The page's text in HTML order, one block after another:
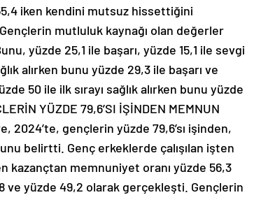
iken kendini mutsuz hissettiğini
mutluluk kaynağı olan değerler
yüzde 25,1 ile başarı, yüzde 15,1 ile sevgi
alırken bunu yüzde 29,3 ile başarı ve
50 ile ilk sırayı sağlık alırken bunu yüzde
YÜZDE 79,6’SI İŞİNDEN MEMNUN
2024’te, gençlerin yüzde 79,6’sı işinden,
belirtti. Genç erkeklerde çalışılan işten
kazançtan memnuniyet oranı yüzde 56,3
ve yüzde 49,2 olarak gerçekleşti. Gençlerin